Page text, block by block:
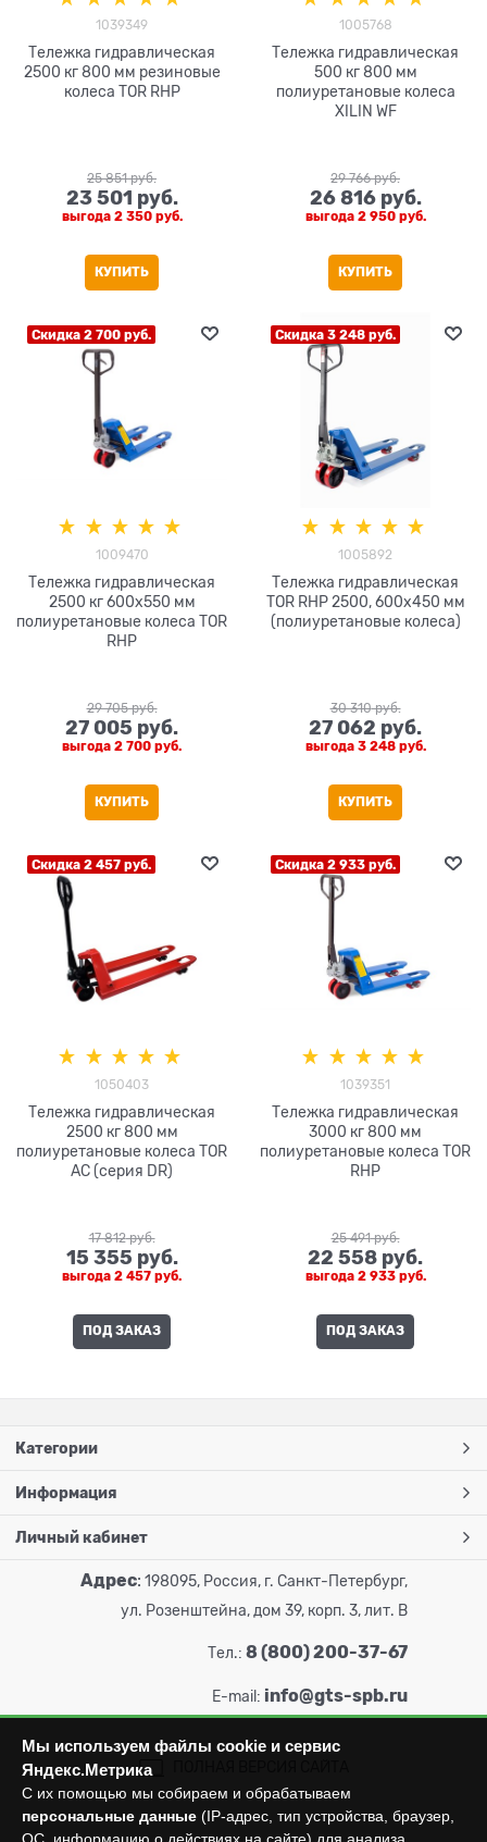
1039349
Тележка гидравлическая
2500 кг 800 мм резиновые
колеса TOR RHP
25 851 руб.
23 501 руб.
выгода 2 350 руб.
КУПИТЬ
1005768
Тележка гидравлическая
500 кг 800 мм
полиуретановые колеса
XILIN WF
29 766 руб.
26 816 руб.
выгода 2 950 руб.
КУПИТЬ
Скидка 2 700 руб.
1009470
Тележка гидравлическая
2500 кг 600х550 мм
полиуретановые колеса TOR
RHP
29 705 руб.
27 005 руб.
выгода 2 700 руб.
КУПИТЬ
Скидка 3 248 руб.
1005892
Тележка гидравлическая
TOR RHP 2500, 600x450 мм
(полиуретановые колеса)
30 310 руб.
27 062 руб.
выгода 3 248 руб.
КУПИТЬ
Скидка 2 457 руб.
1050403
Тележка гидравлическая
2500 кг 800 мм
полиуретановые колеса TOR
AC (серия DR)
17 812 руб.
15 355 руб.
выгода 2 457 руб.
ПОД ЗАКАЗ
Скидка 2 933 руб.
1039351
Тележка гидравлическая
3000 кг 800 мм
полиуретановые колеса TOR
RHP
25 491 руб.
22 558 руб.
выгода 2 933 руб.
ПОД ЗАКАЗ
Категории
Информация
Личный кабинет
Адрес: 198095, Россия, г. Санкт-Петербург,
ул. Розенштейна, дом 39, корп. 3, лит. В
Тел.: 8 (800) 200-37-67
E-mail: info@gts-spb.ru
Мы используем файлы cookie и сервис
Яндекс.Метрика
С их помощью мы собираем и обрабатываем
персональные данные (IP-адрес, тип устройства, браузер,